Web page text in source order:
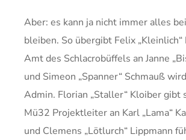
Aber: es kann ja nicht immer alles
bleiben. So übergibt Felix „Kleinlich“
Amt des Schlacrobüffels an Janne
und Simeon „Spanner“ Schmauß
Admin. Florian „Staller“ Kloiber gibt
Mü32 Projektleiter an Karl „Lama“
und Clemens „Lötlurch“ Lippmann